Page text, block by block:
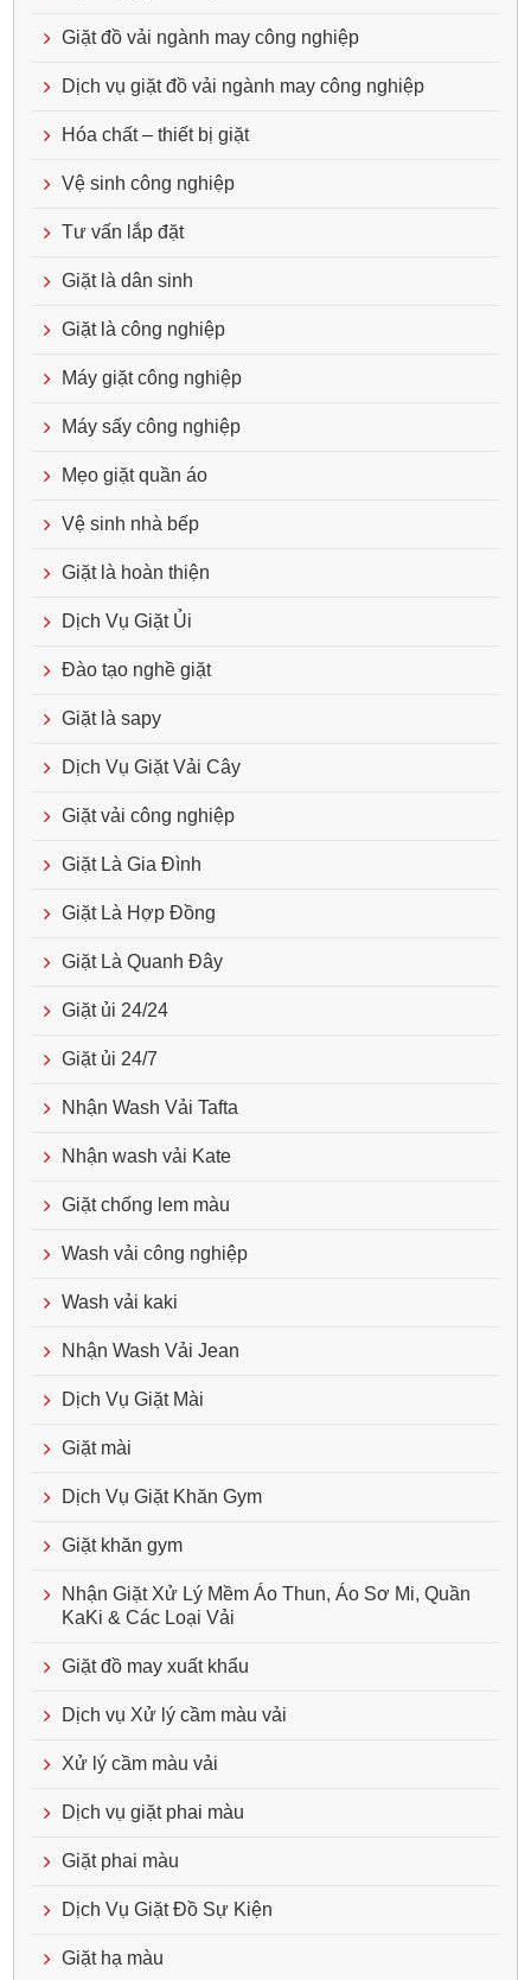
Giặt đồ vải ngành may công nghiệp
Dịch vụ giặt đồ vải ngành may công nghiệp
Hóa chất – thiết bị giặt
Vệ sinh công nghiệp
Tư vấn lắp đặt
Giặt là dân sinh
Giặt là công nghiệp
Máy giặt công nghiệp
Máy sấy công nghiệp
Mẹo giặt quần áo
Vệ sinh nhà bếp
Giặt là hoàn thiện
Dịch Vụ Giặt Ủi
Đào tạo nghề giặt
Giặt là sapy
Dịch Vụ Giặt Vải Cây
Giặt vải công nghiệp
Giặt Là Gia Đình
Giặt Là Hợp Đồng
Giặt Là Quanh Đây
Giặt ủi 24/24
Giặt ủi 24/7
Nhận Wash Vải Tafta
Nhận wash vải Kate
Giặt chống lem màu
Wash vải công nghiệp
Wash vải kaki
Nhận Wash Vải Jean
Dịch Vụ Giặt Mài
Giặt mài
Dịch Vụ Giặt Khăn Gym
Giặt khăn gym
Nhận Giặt Xử Lý Mềm Áo Thun, Áo Sơ Mi, Quần
KaKi & Các Loại Vải
Giặt đồ may xuất khẩu
Dịch vụ Xử lý cầm màu vải
Xử lý cầm màu vải
Dịch vụ giặt phai màu
Giặt phai màu
Dịch Vụ Giặt Đồ Sự Kiện
Giặt hạ màu